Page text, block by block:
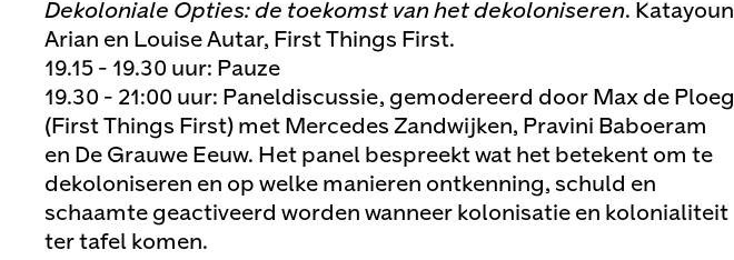
Dekoloniale Opties: de toekomst van het dekoloniseren. Katayoun
Arian en Louise Autar, First Things First.
19.15 - 19.30 uur: Pauze
19.30 - 21:00 uur: Paneldiscussie, gemodereerd door Max de Ploeg
(First Things First) met Mercedes Zandwijken, Pravini Baboeram
en De Grauwe Eeuw. Het panel bespreekt wat het betekent om te
dekoloniseren en op welke manieren ontkenning, schuld en
schaamte geactiveerd worden wanneer kolonisatie en kolonialiteit
ter tafel komen.